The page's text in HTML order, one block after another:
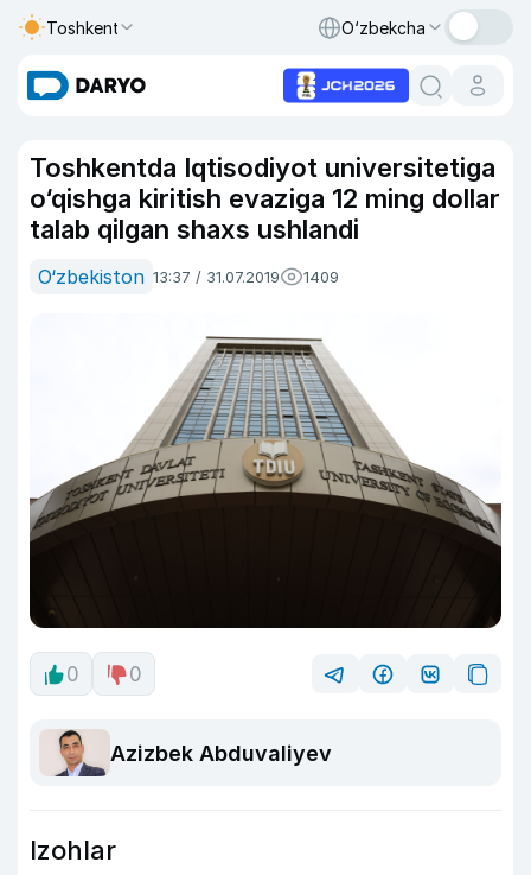
Toshkent O‘zbekcha
Toshkentda Iqtisodiyot universitetiga
o‘qishga kiritish evaziga 12 ming dollar
talab qilgan shaxs ushlandi
O‘zbekiston 13:37 / 31.07.2019 1409
0 0
Azizbek Abduvaliyev
Izohlar